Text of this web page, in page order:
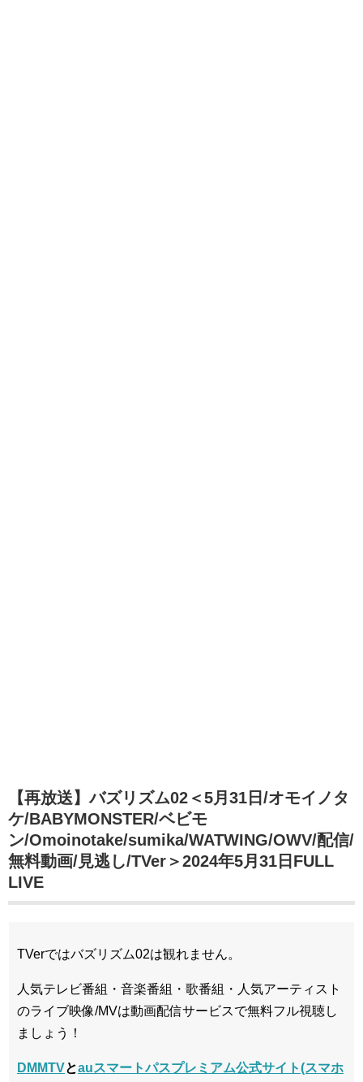
【再放送】バズリズム02＜5月31日/オモイノタ
ケ/BABYMONSTER/ベビモ
ン/Omoinotake/sumika/WATWING/OWV/配信/
無料動画/見逃し/TVer＞2024年5月31日FULL
LIVE
TVerではバズリズム02は観れません。
人気テレビ番組・音楽番組・歌番組・人気アーティスト
のライブ映像/MVは動画配信サービスで無料フル視聴し
ましょう！
DMMTVとauスマートパスプレミアム公式サイト(スマホ